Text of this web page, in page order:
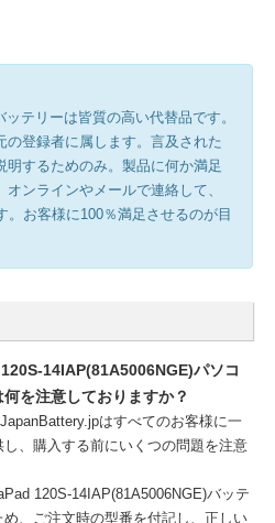
テリーは皆質の高い代替品です。
の登録者に属します。言及された
明するためのみ。製品に何か満足
ンラインやメールで連絡して、
。お客様に100％満足させるのが目
14IAP(81A5006NGE)パソコ
を注意しておりますか？
はすべてのお客様に一
、購入する前にいくつの問題を注意
120S-14IAP(81A5006NGE)バッテ
、ご注文時の型番を付記し、正しい